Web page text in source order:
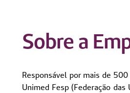
Sobre a
Responsável por mais de
Unimed Fesp (Federação das